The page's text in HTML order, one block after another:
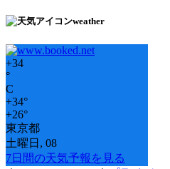
weather
+34
°
C
+34°
+26°
東京都
土曜日, 08
7日間の天気予報を見る